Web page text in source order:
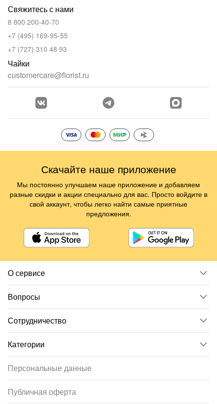
О сервисе
Вопросы
Сотрудничество
Категории
Свяжитесь с нами
8 800 200-40-70
+7 (495) 169-95-55
+7 (727) 310 48 93
Чайки
customercare@florist.ru
Персональные данные
Публичная оферта
Скачайте наше приложение
Мы постоянно улучшаем наше приложение и добавляем
разные скидки и акции специально для вас. Просто войдите в
свой аккаунт, чтобы легко найти самые приятные
предложения.